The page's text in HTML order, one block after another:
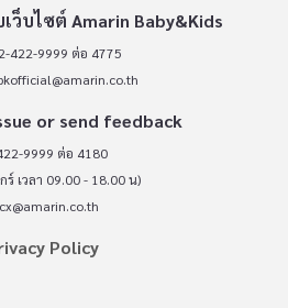
ว็บไซต์ Amarin Baby&Kids
422-9999 ต่อ 4775
or send feedback
9999 ต่อ 4180
ร์ เวลา 09.00 - 18.00 น)
Policy